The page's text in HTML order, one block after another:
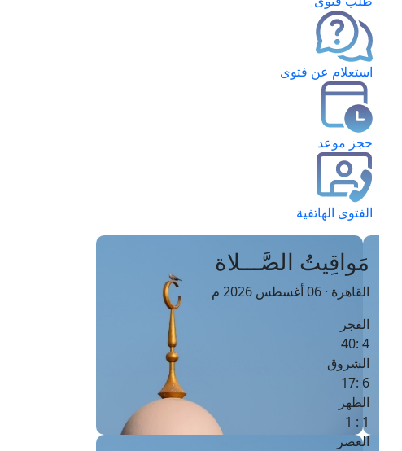
استعلام عن فتوى
حجز موعد
الفتوى الهاتفية
مَواقِيتُ الصَّـــلاة
القاهرة · 06 أغسطس 2026 م
الفجر
4 :40
الشروق
6 :17
الظهر
1 : 1
العصر